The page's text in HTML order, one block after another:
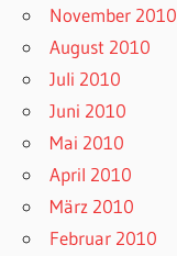
November 2010
August 2010
Juli 2010
Juni 2010
Mai 2010
April 2010
März 2010
Februar 2010